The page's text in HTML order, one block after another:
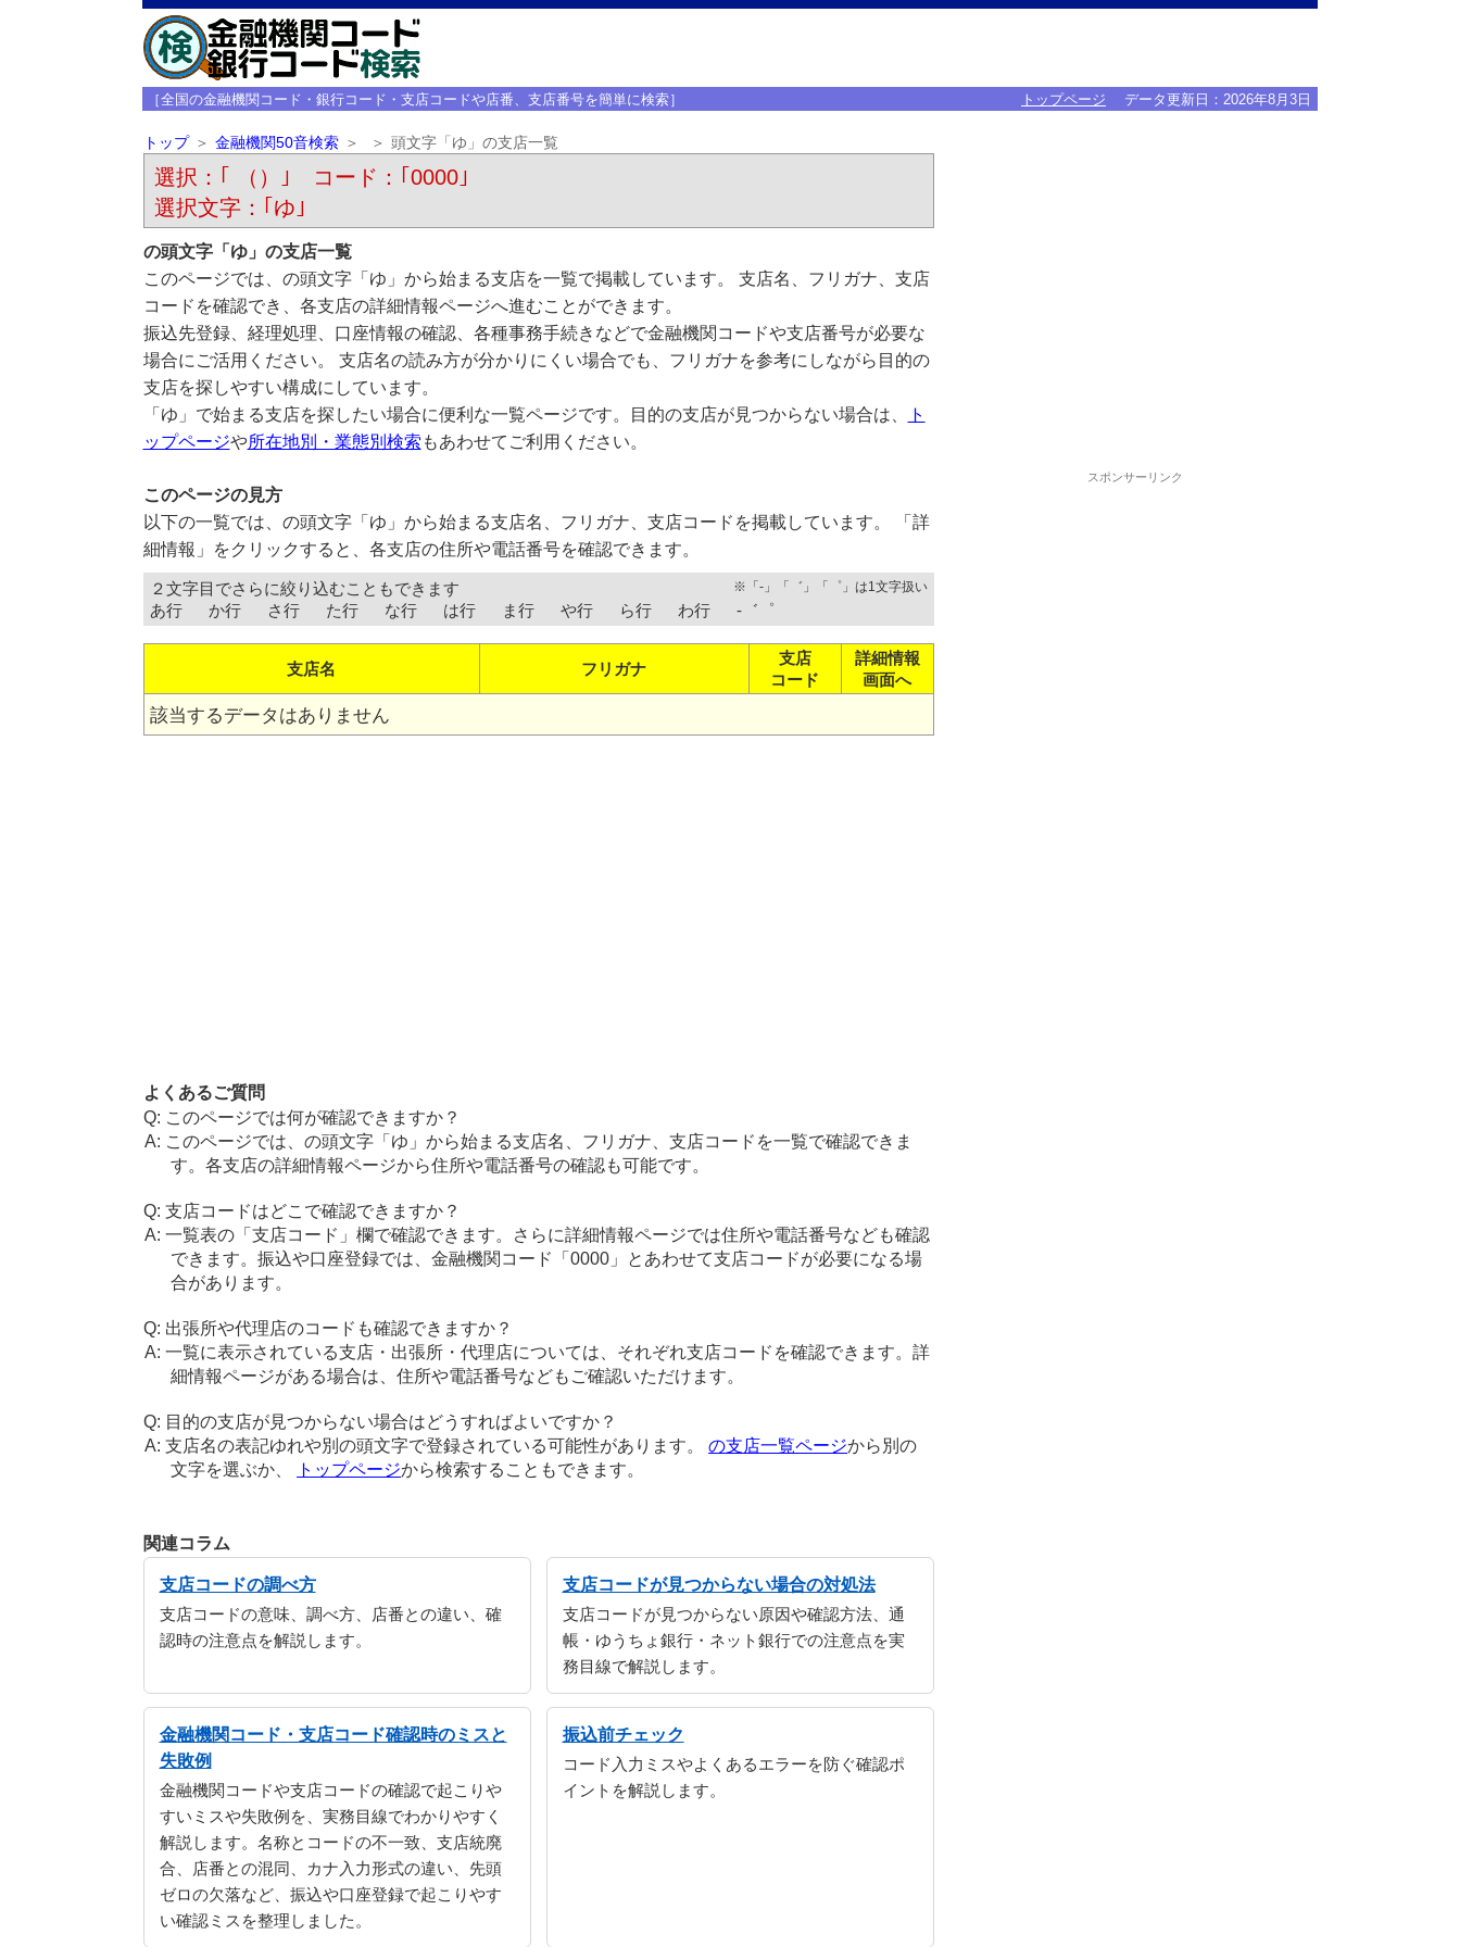
［全国の金融機関コード・銀行コード・支店コードや店番、支店番号を簡単に検索］ トップページ データ更新日： 2026年8月3日
トップ 金融機関50音検索 頭文字「ゆ」の支店一覧
選択：｢ （）｣ コード：｢0000｣
選択文字：｢ゆ｣
の頭文字「ゆ」の支店一覧
このページでは、の頭文字「ゆ」から始まる支店を一覧で掲載しています。 支店名、フリガナ、支店
コードを確認でき、各支店の詳細情報ページへ進むことができます。
振込先登録、経理処理、口座情報の確認、各種事務手続きなどで金融機関コードや支店番号が必要な
場合にご活用ください。 支店名の読み方が分かりにくい場合でも、フリガナを参考にしながら目的の
支店を探しやすい構成にしています。
「ゆ」で始まる支店を探したい場合に便利な一覧ページです。目的の支店が見つからない場合は、
ト
ップページや所在地別・業態別検索 もあわせてご利用ください。
このページの見方
以下の一覧では、の頭文字「ゆ」から始まる支店名、フリガナ、支店コードを掲載しています。 「詳
細情報」をクリックすると、各支店の住所や電話番号を確認できます。
２文字目でさらに絞り込むこともできます ※「-」「゛」「゜」は1文字扱い
あ行 か行 さ行 た行 な行 は行 ま行 や行 ら行 わ行 -゛゜
支店名 フリガナ
支店
コード
詳細情報
画面へ
該当するデータはありません
よくあるご質問
このページでは何が確認できますか？
このページでは、の頭文字「ゆ」から始まる支店名、フリガナ、支店コードを一覧で確認できま
す。各支店の詳細情報ページから住所や電話番号の確認も可能です。
支店コードはどこで確認できますか？
一覧表の「支店コード」欄で確認できます。さらに詳細情報ページでは住所や電話番号なども確認
できます。振込や口座登録では、金融機関コード「0000」とあわせて支店コードが必要になる場
合があります。
出張所や代理店のコードも確認できますか？
一覧に表示されている支店・出張所・代理店については、それぞれ支店コードを確認できます。詳
細情報ページがある場合は、住所や電話番号などもご確認いただけます。
目的の支店が見つからない場合はどうすればよいですか？
支店名の表記ゆれや別の頭文字で登録されている可能性があります。の支店一覧ページから別の
文字を選ぶか、
トップページから検索することもできます。
関連コラム
支店コードの調べ方
支店コードの意味、調べ方、店番との違い、確
認時の注意点を解説します。
支店コードが見つからない場合の対処法
支店コードが見つからない原因や確認方法、通
帳・ゆうちょ銀行・ネット銀行での注意点を実
務目線で解説します。
金融機関コード・支店コード確認時のミスと
失敗例
金融機関コードや支店コードの確認で起こりや
すいミスや失敗例を、実務目線でわかりやすく
解説します。名称とコードの不一致、支店統廃
合、店番との混同、カナ入力形式の違い、先頭
ゼロの欠落など、振込や口座登録で起こりやす
い確認ミスを整理しました。
振込前チェック
コード入力ミスやよくあるエラーを防ぐ確認ポ
イントを解説します。
スポンサーリンク